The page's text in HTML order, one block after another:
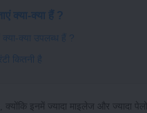
क्या-क्या हैं ?
क्या उपलब्ध हैं ?
कितनी है
क्योंकि इनमें ज्यादा माइलेज और ज्यादा